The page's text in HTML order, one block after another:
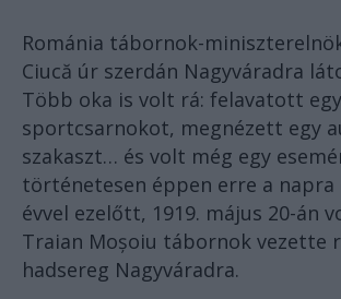
Románia tábornok-
Ciucă úr szerdán Nagyváradra
Több oka is volt rá: felavatott
sportcsarnokot, megnézett egy
szakaszt… és volt még egy
történetesen éppen erre a napra
évvel ezelőtt, 1919. május 20-án
Traian Moșoiu tábornok vezette
hadsereg Nagyváradra.